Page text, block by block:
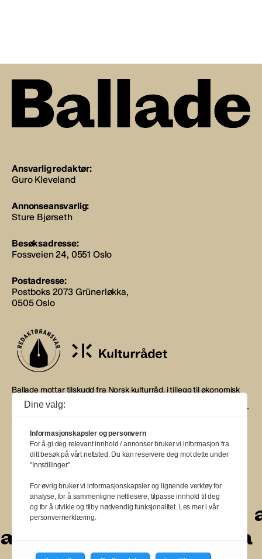
Ansvarlig redaktør:
Guro Kleveland
Annonseansvarlig:
Sture Bjørseth
Besøksadresse:
Fossveien 24, 0551 Oslo
Postadresse:
Postboks 2073 Grünerløkka,
0505 Oslo
Ballade mottar tilskudd fra Norsk kulturråd, i tillegg til økonomisk
støtte fra eierne NOPA, Norsk komponistforening og
Musikkforleggerne. Ballade drives etter Redaktør- og Vær Varsom-
BALLADE — NORGES MUSIKKMAGASIN
a
aa
aaa
a
a
Dine valg:
Informasjonskapsler og personvern
For å gi deg relevant innhold / annonser bruker vi informasjon fra
ditt besøk på vårt nettsted. Du kan reservere deg mot dette under
"Innstillinger".
For øvrig bruker vi informasjonskapsler og lignende verktøy for
analyse, for å sammenligne nettlesere, tilpasse innhold til deg
og for å utvikle og tilby nødvendig funksjonalitet. Les mer i vår
personvernerklæring.